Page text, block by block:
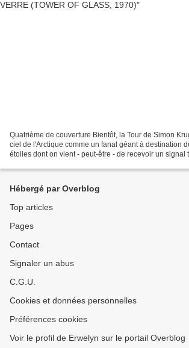
Quatrième de couverture Bientôt, la Tour de Simon
ciel de l'Arctique comme un fanal géant à destination
étoiles dont on vient - peut-être - de recevoir un signal
Hébergé par Overblog
Top articles
Pages
Contact
Signaler un abus
C.G.U.
Cookies et données personnelles
Préférences cookies
Voir le profil de Erwelyn sur le portail Overblog